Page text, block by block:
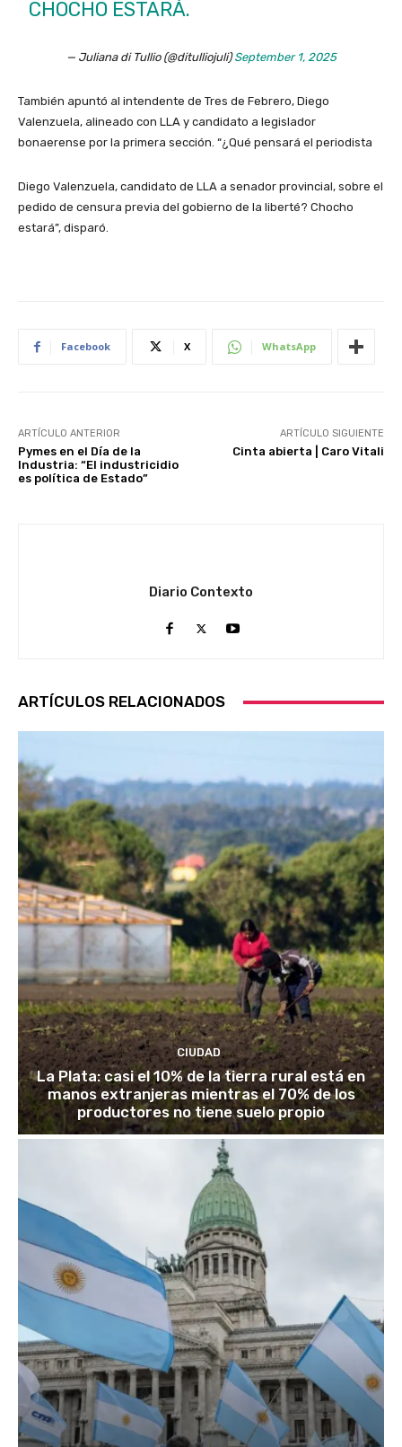
CHOCHO ESTARÁ.
— Juliana di Tullio (@ditulliojuli)September 1, 2025
También apuntó al intendente de Tres de Febrero, Diego
Valenzuela, alineado con LLA y candidato a legislador
bonaerense por la primera sección. “¿Qué pensará el periodista
Diego Valenzuela, candidato de LLA a senador provincial, sobre el
pedido de censura previa del gobierno de la liberté? Chocho
estará”, disparó.
Facebook X WhatsApp
ARTÍCULO ANTERIOR
Pymes en el Día de la
Industria: “El industricidio
es política de Estado”
ARTÍCULO SIGUIENTE
Cinta abierta | Caro Vitali
Diario Contexto
ARTÍCULOS RELACIONADOS
CIUDAD
La Plata: casi el 10% de la tierra rural está en
manos extranjeras mientras el 70% de los
productores no tiene suelo propio